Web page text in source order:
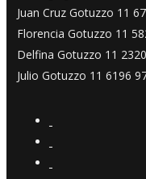
Juan Cruz Gotuzzo 11
Florencia Gotuzzo 11
Delfina Gotuzzo 11
Julio Gotuzzo 11 6196